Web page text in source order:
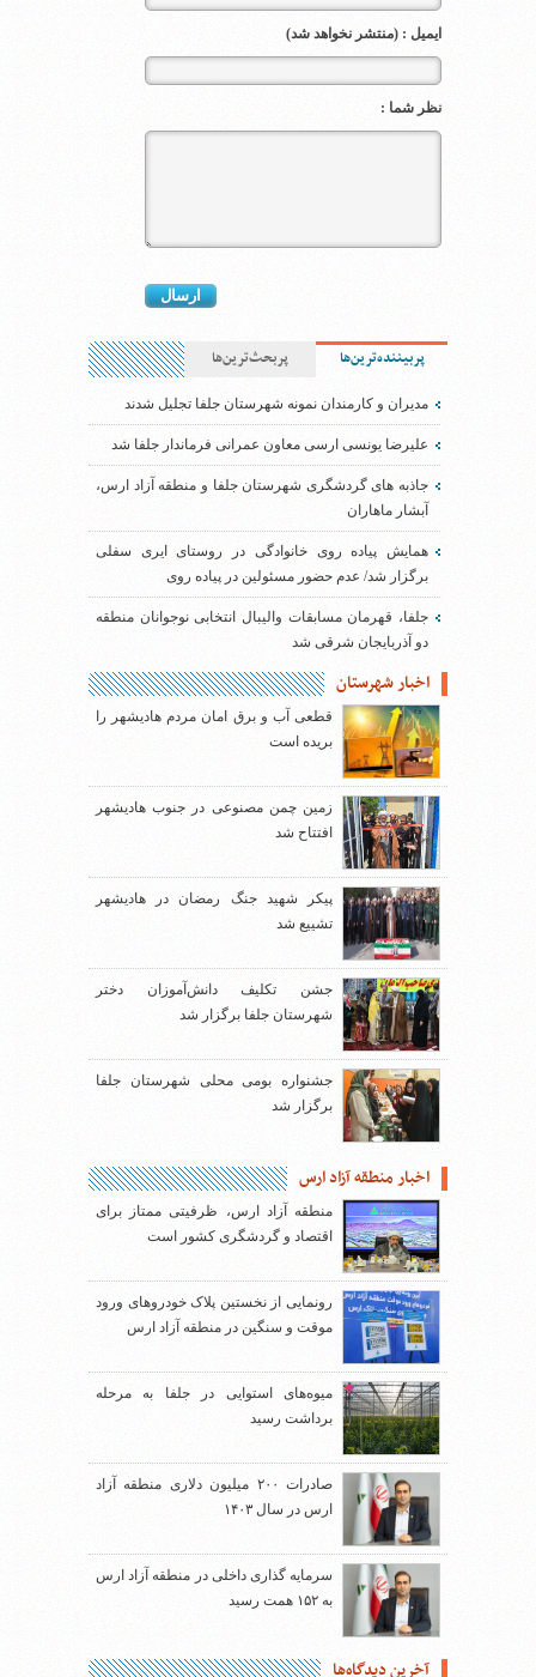
ایمیل : (منتشر نخواهد شد)
نظر شما :
پربیننده‌ترین‌ها پربحث‌ترین‌ها
مدیران و کارمندان نمونه شهرستان جلفا تجلیل شدند
علیرضا یونسی ارسی معاون عمرانی فرماندار جلفا شد
جاذبه های گردشگری شهرستان جلفا و منطقه آزاد ارس،
آبشار ماهاران
همایش پیاده روی خانوادگی در روستای ایری سفلی
برگزار شد/ عدم حضور مسئولین در پیاده روی
جلفا، قهرمان مسابقات والیبال انتخابی نوجوانان منطقه
دو آذربایجان شرقی شد
اخبار شهرستان
قطعی آب و برق امان مردم هادیشهر را
بریده است
زمین چمن مصنوعی در جنوب هادیشهر
افتتاح شد
پیکر شهید جنگ رمضان در هادیشهر
تشییع شد
جشن تکلیف دانش‌آموزان دختر
شهرستان جلفا برگزار شد
جشنواره بومی محلی شهرستان جلفا
برگزار شد
اخبار منطقه آزاد ارس
منطقه آزاد ارس، ظرفیتی ممتاز برای
اقتصاد و گردشگری کشور است
رونمایی از نخستین پلاک خودروهای ورود
موقت و سنگین در منطقه آزاد ارس
میوه‌های استوایی در جلفا به مرحله
برداشت رسید
صادرات ۲۰۰ میلیون دلاری منطقه آزاد
ارس در سال ۱۴۰۳
سرمایه گذاری داخلی در منطقه آزاد ارس
به ۱۵۲ همت رسید
آخرین دیدگاه‌ها